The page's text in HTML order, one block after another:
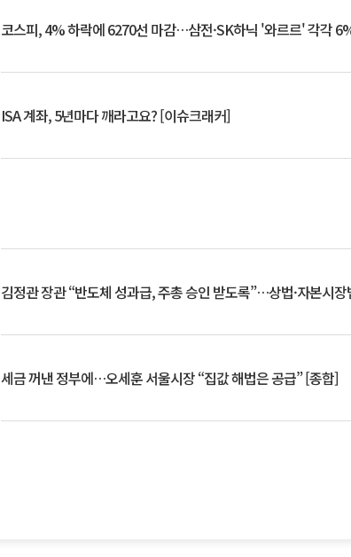
코스피, 4% 하락에 6270선 마감…삼전·SK하닉 '와르르' 각각
ISA 계좌, 5년마다 깨라고요? [이슈크래커]
김정관 장관 “반도체 성과급, 주총 승인 받도록”…상법·자본시
세금 꺼낸 정부에…오세훈 서울시장 “집값 해법은 공급” [종합]